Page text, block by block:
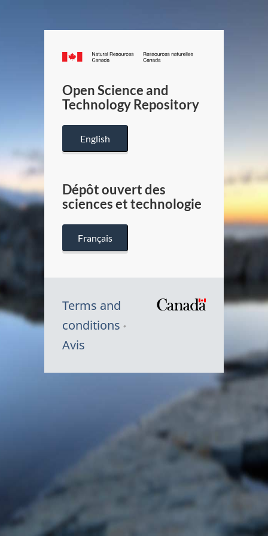
Canada.ca
/
Canada
Open Science and
Technology Repository
English
Dépôt ouvert des
sciences et technologie
Français
Terms and
conditions
Avis
du